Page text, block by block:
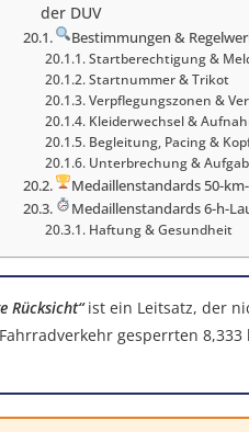
der DUV
Bestimmungen &
Startberechtigung &
Startnummer & Trikot
Verpflegungszonen &
Kleiderwechsel &
Begleitung, Pacing &
Unterbrechung &
Medaillenstandards 50-
Medaillenstandards 6-h-
Haftung & Gesundheit
Rücksicht“ist ein Leitsatz, der
gesperrten